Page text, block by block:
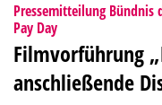
Pressemitteilung Bündnis
Pay Day:
Filmvorführung
anschließende